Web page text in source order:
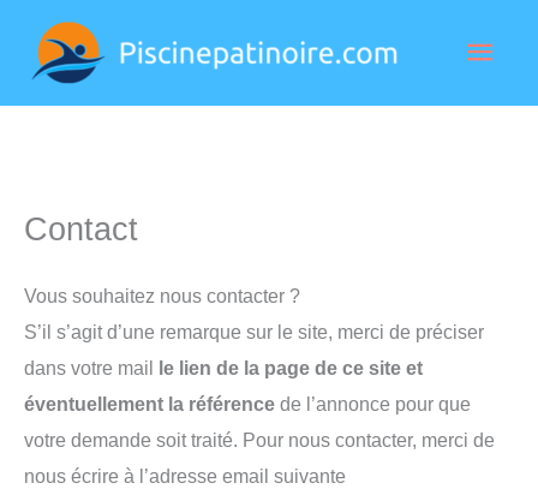
contenu
Contact
Vous souhaitez nous contacter ?
S’il s’agit d’une remarque sur le site, merci de préciser
dans votre mail le lien de la page de ce site et
éventuellement la référence de l’annonce pour que
votre demande soit traité. Pour nous contacter, merci de
nous écrire à l’adresse email suivante